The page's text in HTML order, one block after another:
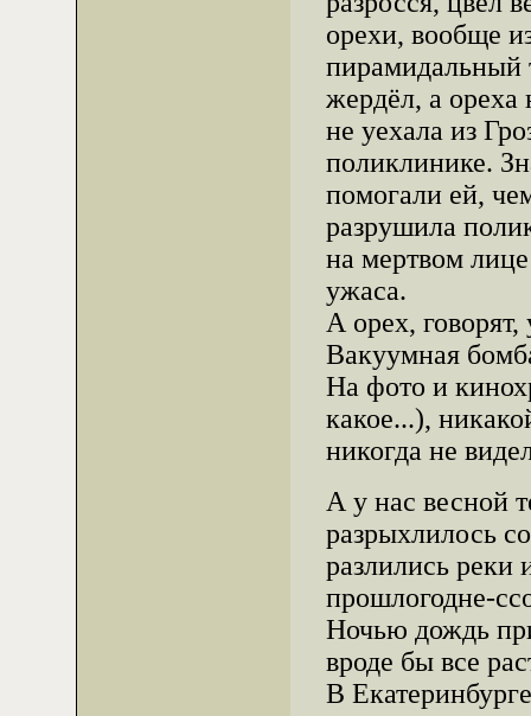
орехи, вообще
пирамидальный
жердёл, а ореха
не уехала из
поликлинике.
помогали ей,
разрушила
на мертвом
ужаса.
А орех,
Вакуумная
На фото и
какое...),
никогда не
А у нас весной
разрыхлилось
разлились реки
прошлогодне-
Ночью дождь
вроде бы все
В